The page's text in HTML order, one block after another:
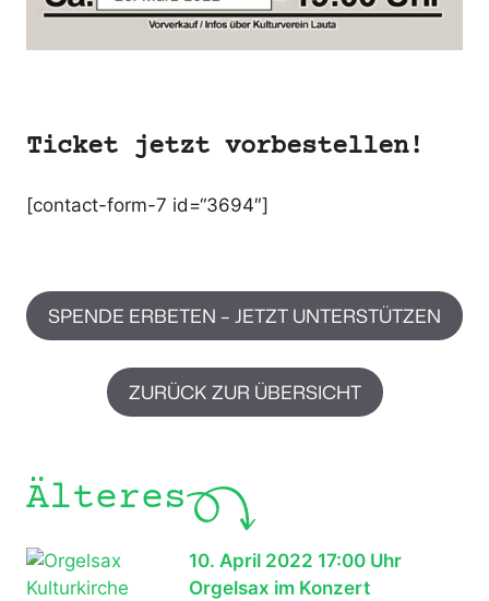
Ticket jetzt vorbestellen!
[contact-form-7 id=“3694″]
SPENDE ERBETEN – JETZT UNTERSTÜTZEN
ZURÜCK ZUR ÜBERSICHT
Älteres
10. April 2022 17:00 Uhr
Orgelsax im Konzert